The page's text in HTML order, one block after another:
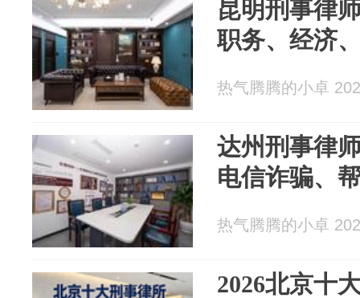
昆明刑事律
职务、经济
热气腾腾的小卓
达州刑事律
电信诈骗、
热气腾腾的小卓
2026北京十